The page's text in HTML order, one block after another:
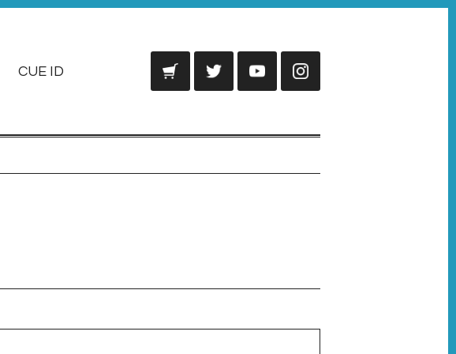
CUE ID